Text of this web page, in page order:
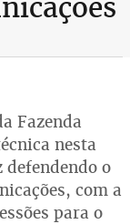
Fazenda
nesta
o
com a
para o